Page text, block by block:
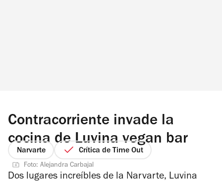
Contracorriente invade la
cocina de Luvina vegan bar
Narvarte Crítica de Time Out
Foto: Alejandra Carbajal
Dos lugares increíbles de la Narvarte, Luvina